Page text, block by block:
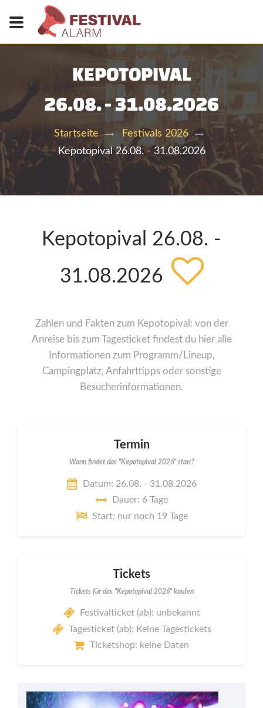
KEPOTOPIVAL
26.08. - 31.08.2026
Startseite
Festivals 2026
Kepotopival 26.08. - 31.08.2026
Kepotopival 26.08. -
31.08.2026
Zahlen und Fakten zum Kepotopival: von der
Anreise bis zum Tagesticket findest du hier alle
Informationen zum Programm/Lineup,
Campingplatz, Anfahrttipps oder sonstige
Besucherinformationen.
Termin
Wann findet das "Kepotopival 2026" statt?
Datum: 26.08. - 31.08.2026
Dauer: 6 Tage
Start: nur noch 19 Tage
Tickets
Tickets für das "Kepotopival 2026" kaufen
Festivalticket (ab): unbekannt
Tagesticket (ab): Keine Tagestickets
Ticketshop: keine Daten